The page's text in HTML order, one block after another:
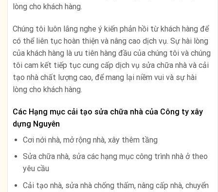
lòng cho khách hàng.
Chúng tôi luôn lắng nghe ý kiến ​​phản hồi từ khách hàng để
có thể liên tục hoàn thiện và nâng cao dịch vụ. Sự hài lòng
của khách hàng là ưu tiên hàng đầu của chúng tôi và chúng
tôi cam kết tiếp tục cung cấp dịch vụ sửa chữa nhà và cải
tạo nhà chất lượng cao, để mang lại niềm vui và sự hài
lòng cho khách hàng.
Các Hạng mục cải tạo sửa chữa nhà của Công ty xây
dựng Nguyên
Cơi nới nhà, mở rộng nhà, xây thêm tầng
Sửa chữa nhà, sửa các hạng mục công trình nhà ở theo
yêu cầu
Cải tạo nhà, sửa nhà chống thấm, nâng cấp nhà, chuyển